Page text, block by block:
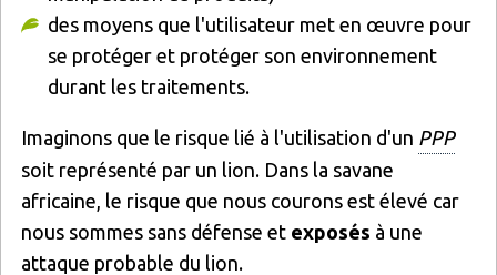
des moyens que l'utilisateur met en œuvre pour
se protéger et protéger son environnement
durant les traitements.
Imaginons que le risque lié à l'utilisation d'un PPP
soit représenté par un lion. Dans la savane
africaine, le risque que nous courons est élevé car
nous sommes sans défense et exposés à une
attaque probable du lion.